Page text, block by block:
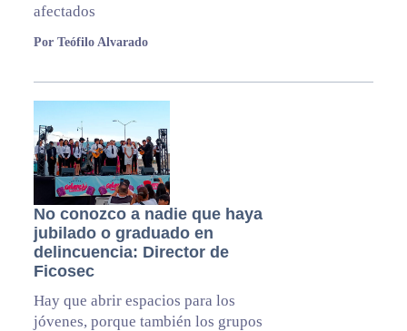
afectados
Por Teófilo Alvarado
No conozco a nadie que haya
jubilado o graduado en
delincuencia: Director de
Ficosec
Hay que abrir espacios para los
jóvenes, porque también los grupos